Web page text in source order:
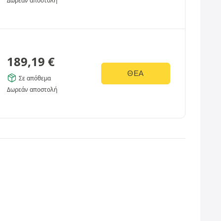
189,19 €
Σε απόθεμα
Δωρεάν αποστολή
ΘΈΑ